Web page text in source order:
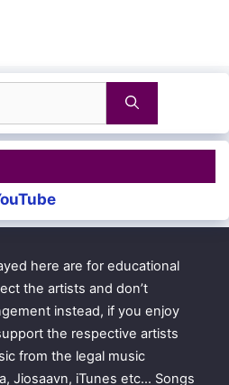
here are for educational
the artists and don’t
instead, if you enjoy
the respective artists
from the legal music
Jiosaavn, iTunes etc… Songs